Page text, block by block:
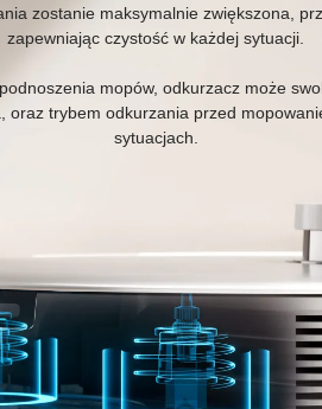
zostanie maksymalnie zwiększona,
zapewniając czystość w każdej sytuacji.
mopów, odkurzacz może
trybem odkurzania przed
sytuacjach.